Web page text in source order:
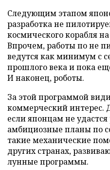
Следующим этапом
разработка не
космического корабля
Впрочем, работы по не
ведутся как минимум с
прошлого века и пока
И наконец, роботы.
За этой программой
коммерческий интерес.
если японцам не удастся
амбициозные планы по
такие механические
других странах,
лунные программы.